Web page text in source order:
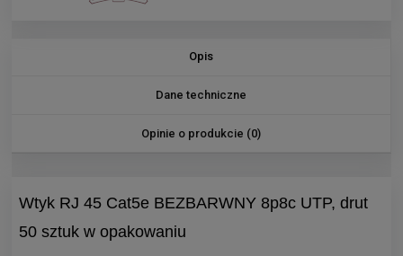
Opis
Dane techniczne
Opinie o produkcie (0)
Wtyk RJ 45 Cat5e BEZBARWNY 8p8c UTP, drut
50 sztuk w opakowaniu